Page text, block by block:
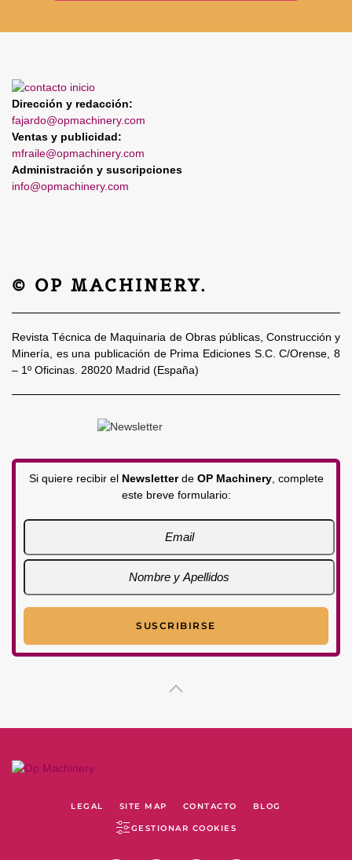
Dirección y redacción:
fajardo@opmachinery.com
Ventas y publicidad:
mfraile@opmachinery.com
Administración y suscripciones
info@opmachinery.com
© OP MACHINERY.
Revista Técnica de Maquinaria de Obras públicas, Construcción y
Minería, es una publicación de Prima Ediciones S.C. C/Orense, 8
– 1º Oficinas. 28020 Madrid (España)
Si quiere recibir el Newsletterde OP Machinery, complete
este breve formulario:
LEGAL SITE MAP CONTACTO BLOG
GESTIONAR COOKIES